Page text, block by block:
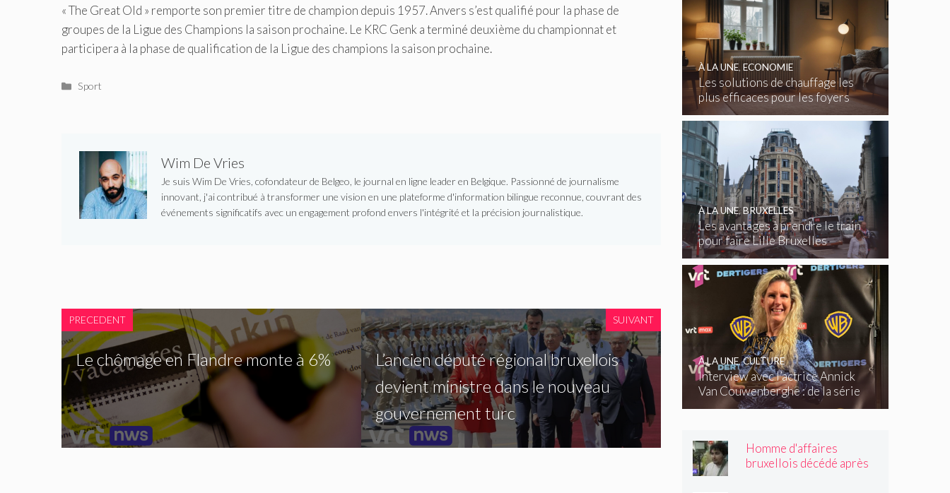
« The Great Old » remporte son premier titre de champion depuis 1957. Anvers s’est qualifié pour la phase de
groupes de la Ligue des Champions la saison prochaine. Le KRC Genk a terminé deuxième du championnat et
participera à la phase de qualification de la Ligue des champions la saison prochaine.
Catégories
Sport
Wim De Vries
Je suis Wim De Vries, cofondateur de Belgeo, le journal en ligne leader en Belgique. Passionné de journalisme
innovant, j'ai contribué à transformer une vision en une plateforme d'information bilingue reconnue, couvrant des
événements significatifs avec un engagement profond envers l'intégrité et la précision journalistique.
PRECEDENT
Le chômage en Flandre monte à 6%
SUIVANT
L’ancien député régional bruxellois
devient ministre dans le nouveau
gouvernement turc
Les solutions de chauffage les
plus efficaces pour les foyers
belges
À LA UNE, ECONOMIE
Les avantages à prendre le train
pour faire Lille Bruxelles
À LA UNE,BRUXELLES
Interview avec l’actrice Annick
Van Couwenberghe : de la série
télévisée Dertigers au court-
À LA UNE,CULTURE
Homme d'affaires
bruxellois décédé après